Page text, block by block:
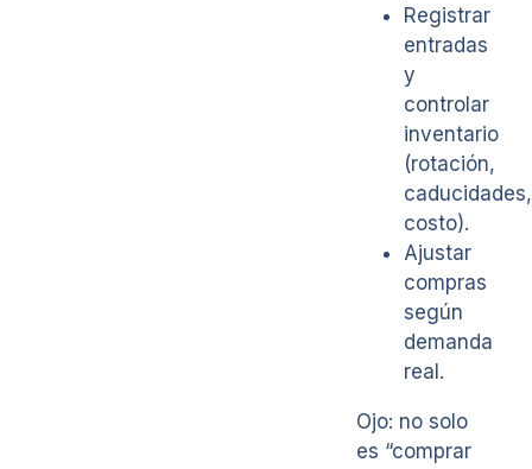
Registrar
entradas
y
controlar
inventario
(rotación,
caducidades,
costo).
Ajustar
compras
según
demanda
real.
Ojo: no solo
es “comprar